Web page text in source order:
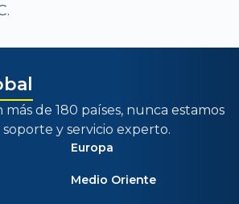
de 180 países, nunca estamos
y servicio experto.
Europa
Medio Oriente